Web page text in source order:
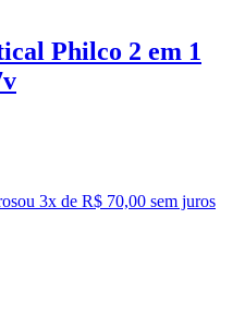
Philco 2 em 1
ou 3x de R$ 70,00 sem juros